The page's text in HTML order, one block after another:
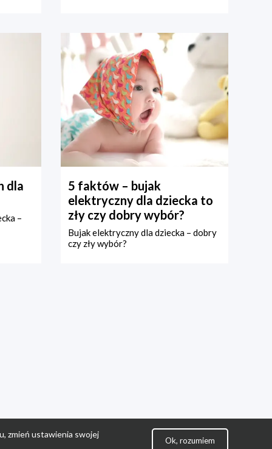
dla
–
5 faktów – bujak
elektryczny dla dziecka to
zły czy dobry wybór?
Bujak elektryczny dla dziecka – dobry
czy zły wybór?
zmień ustawienia swojej
Ok, rozumiem